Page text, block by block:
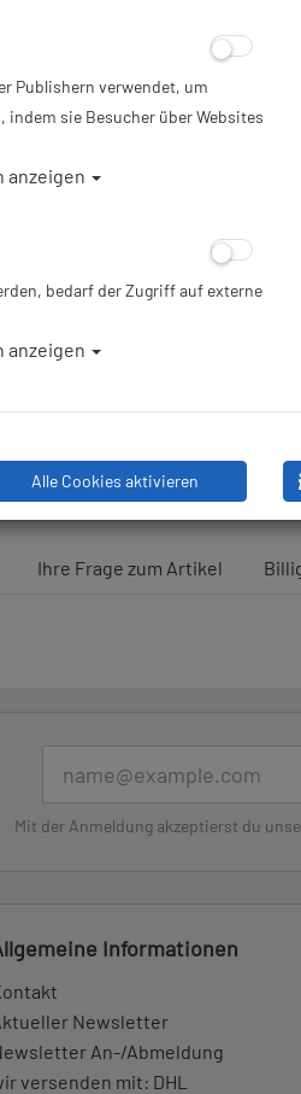
€*
Ihre Frage zum Artikel
Mit der Anmeldung akzeptierst du
Informationen
Newsletter
An-/Abmeldung
versenden mit: DHL
Publishern verwendet, um
indem sie Besucher über Websites
anzeigen
bedarf der Zugriff auf externe
anzeigen
Alle Cookies aktivieren